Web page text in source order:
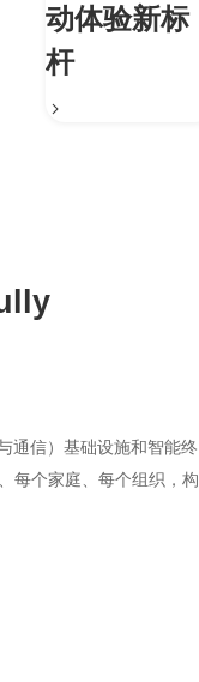
动体验新标
杆
通信）基础设施和智能终
每个家庭、每个组织，构